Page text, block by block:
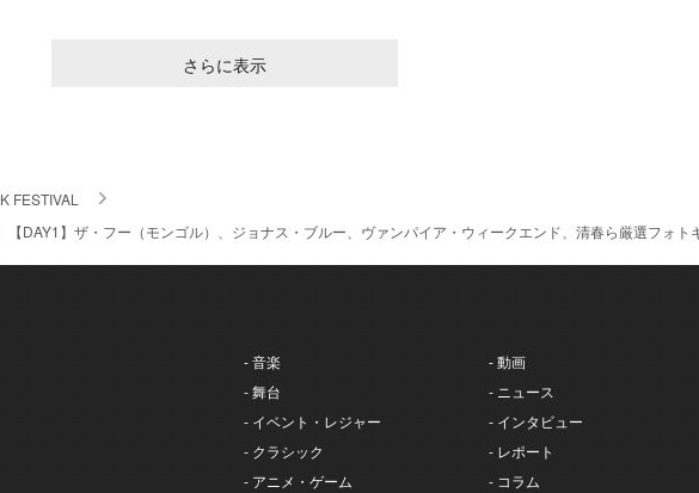
さらに表示
FESTIVAL
【DAY1】ザ・フー（モンゴル）、ジョナス・ブルー、ヴァンパイア・ウィークエンド、清春ら厳選フォト
- 音楽
- 舞台
- イベント・レジャー
- クラシック
- アニメ・ゲーム
- 動画
- ニュース
- インタビュー
- レポート
- コラム